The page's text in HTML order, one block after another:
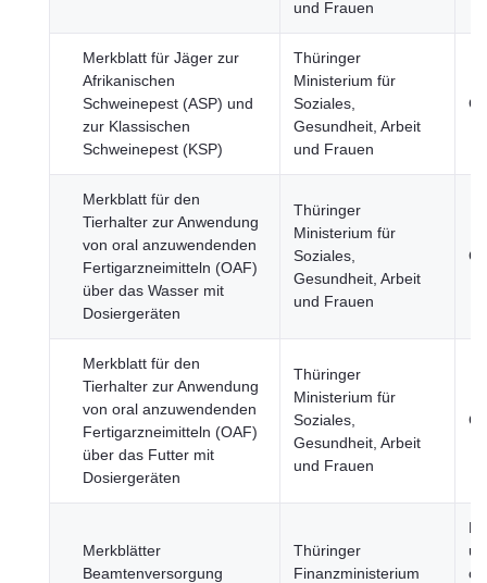
und Frauen
Merkblatt für Jäger zur
Afrikanischen
Schweinepest (ASP) und
zur Klassischen
Schweinepest (KSP)
Thüringer
Ministerium für
Soziales,
Gesundheit, Arbeit
und Frauen
Merkblatt für den
Tierhalter zur Anwendung
von oral anzuwendenden
Fertigarzneimitteln (OAF)
über das Wasser mit
Dosiergeräten
Thüringer
Ministerium für
Soziales,
Gesundheit, Arbeit
und Frauen
Merkblatt für den
Tierhalter zur Anwendung
von oral anzuwendenden
Fertigarzneimitteln (OAF)
über das Futter mit
Dosiergeräten
Thüringer
Ministerium für
Soziales,
Gesundheit, Arbeit
und Frauen
Merkblätter
Beamtenversorgung
Thüringer
Finanzministerium